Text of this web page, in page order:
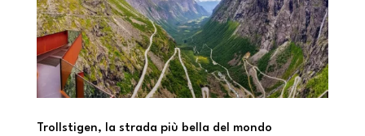
Trollstigen, la strada più bella del mondo